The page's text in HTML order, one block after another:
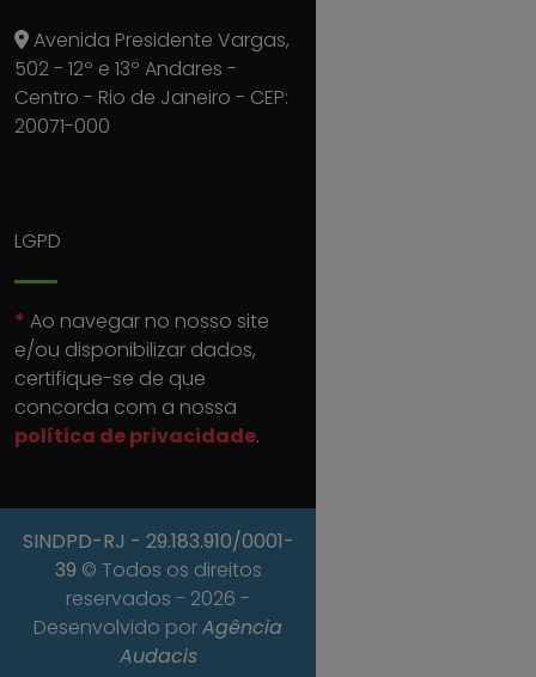
Avenida Presidente Vargas,
502 - 12º e 13º Andares -
Centro - Rio de Janeiro - CEP:
20071-000
LGPD
* Ao navegar no nosso site
e/ou disponibilizar dados,
certifique-se de que
concorda com a nossa
política de privacidade.
SINDPD-RJ - 29.183.910/0001-
39 © Todos os direitos
reservados - 2026 -
Desenvolvido porAgência
Audacis